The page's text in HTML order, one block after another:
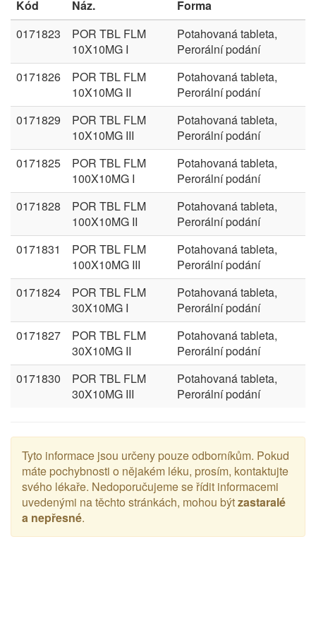
Kód Náz.
Forma
0171823
POR TBL FLM
10X10MG I
Potahovaná tableta,
Perorální podání
0171826
POR TBL FLM
10X10MG II
Potahovaná tableta,
Perorální podání
0171829
POR TBL FLM
10X10MG III
Potahovaná tableta,
Perorální podání
0171825
POR TBL FLM
100X10MG I
Potahovaná tableta,
Perorální podání
0171828
POR TBL FLM
100X10MG II
Potahovaná tableta,
Perorální podání
0171831
POR TBL FLM
100X10MG III
Potahovaná tableta,
Perorální podání
0171824
POR TBL FLM
30X10MG I
Potahovaná tableta,
Perorální podání
0171827
POR TBL FLM
30X10MG II
Potahovaná tableta,
Perorální podání
0171830
POR TBL FLM
30X10MG III
Potahovaná tableta,
Perorální podání
Tyto informace jsou určeny pouze odborníkům. Pokud
máte pochybnosti o nějakém léku, prosím, kontaktujte
svého lékaře. Nedoporučujeme se řídit informacemi
uvedenými na těchto stránkách, mohou býtzastaralé
a nepřesné.